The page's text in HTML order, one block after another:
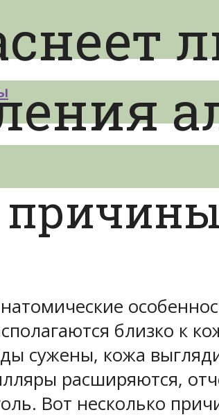
причины
близко к
сужены, кожа
расширяются,
Вот несколько